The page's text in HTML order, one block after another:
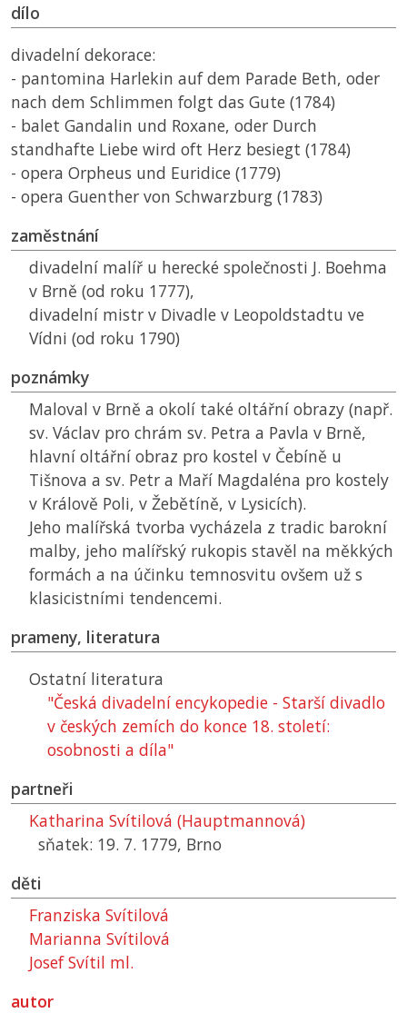
dílo
divadelní dekorace:
- pantomina Harlekin auf dem Parade Beth, oder
nach dem Schlimmen folgt das Gute (1784)
- balet Gandalin und Roxane, oder Durch
standhafte Liebe wird oft Herz besiegt (1784)
- opera Orpheus und Euridice (1779)
- opera Guenther von Schwarzburg (1783)
zaměstnání
divadelní malíř u herecké společnosti J. Boehma
v Brně (od roku 1777),
divadelní mistr v Divadle v Leopoldstadtu ve
Vídni (od roku 1790)
poznámky
Maloval v Brně a okolí také oltářní obrazy (např.
sv. Václav pro chrám sv. Petra a Pavla v Brně,
hlavní oltářní obraz pro kostel v Čebíně u
Tišnova a sv. Petr a Maří Magdaléna pro kostely
v Králově Poli, v Žebětíně, v Lysicích).
Jeho malířská tvorba vycházela z tradic barokní
malby, jeho malířský rukopis stavěl na měkkých
formách a na účinku temnosvitu ovšem už s
klasicistními tendencemi.
prameny, literatura
Ostatní literatura
"Česká divadelní encykopedie - Starší divadlo
v českých zemích do konce 18. století:
osobnosti a díla"
partneři
Katharina Svítilová (Hauptmannová)
sňatek: 19. 7. 1779, Brno
děti
Franziska Svítilová
Marianna Svítilová
Josef Svítil ml.
autor